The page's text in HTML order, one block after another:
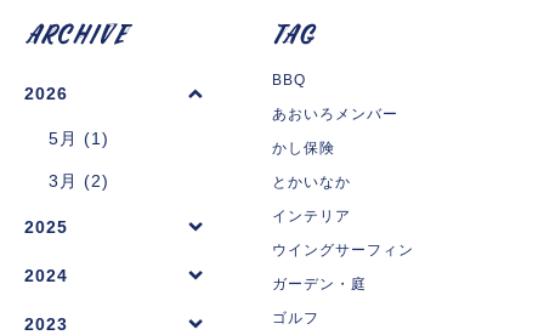
2026
5月 (1)
3月 (2)
2025
2024
2023
BBQ
あおいろメンバー
かし保険
とかいなか
インテリア
ウイングサーフィン
ガーデン・庭
ゴルフ